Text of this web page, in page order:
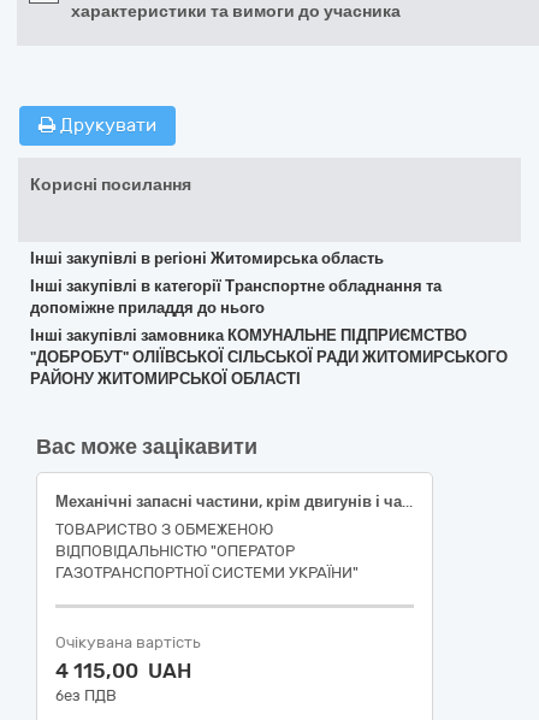
характеристики та вимоги до учасника
Друкувати
Корисні посилання
Інші закупівлі в регіоні Житомирська область
Інші закупівлі в категорії Транспортне обладнання та
допоміжне приладдя до нього
Інші закупівлі замовника КОМУНАЛЬНЕ ПІДПРИЄМСТВО
"ДОБРОБУТ" ОЛІЇВСЬКОЇ СІЛЬСЬКОЇ РАДИ ЖИТОМИРСЬКОГО
РАЙОНУ ЖИТОМИРСЬКОЇ ОБЛАСТІ
Вас може зацікавити
Механічні запасні частини, крім двигунів і частин двигунів (Механічні запасні частини для автомобілів)
ТОВАРИСТВО З ОБМЕЖЕНОЮ
ВІДПОВІДАЛЬНІСТЮ "ОПЕРАТОР
ГАЗОТРАНСПОРТНОЇ СИСТЕМИ УКРАЇНИ"
Очікувана вартість
4 115,00 UAH
без ПДВ